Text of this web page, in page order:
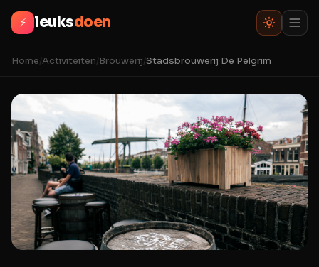
⚡ leuksdoen
Home/Activiteiten/Brouwerij/Stadsbrouwerij De Pelgrim